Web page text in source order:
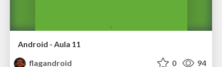
Android - Aula 11
flagandroid
0 94